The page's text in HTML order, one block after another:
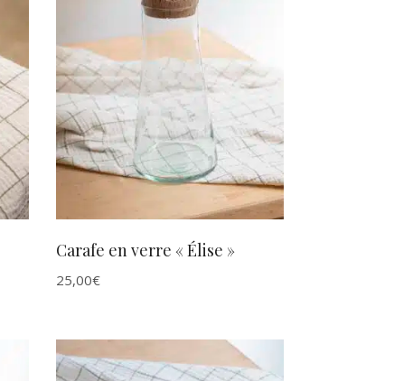
AJOUTER AU PANIER
Carafe en verre « Élise »
25,00€